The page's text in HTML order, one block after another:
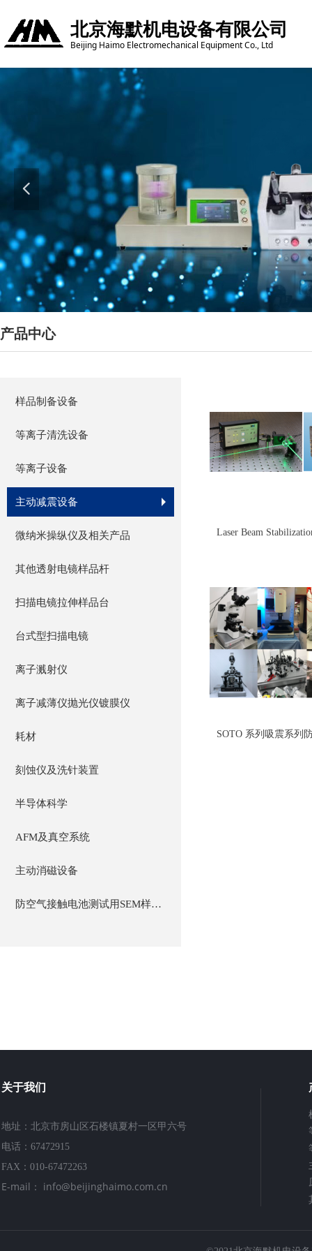
넳
北京海默机电设备有限公司
Beijing Haimo Electromechanical Equipment Co., Ltd
产品中心
Laser Beam
SOTO 系列吸震系列
样品制备设备
等离子清洗设备
等离子设备
主动减震设备
微纳米操纵仪及相关产品
其他透射电镜样品杆
扫描电镜拉伸样品台
台式型扫描电镜
离子溅射仪
离子减薄仪抛光仪镀膜仪
耗材
刻蚀仪及洗针装置
半导体科学
AFM及真空系统
主动消磁设备
防空气接触电池测试用SEM样品台
关于我们
地址：北京市房山区石楼镇夏村一区甲六号
电话：67472915
FAX：010-67472263
E-mail： info@beijinghaimo.com.cn